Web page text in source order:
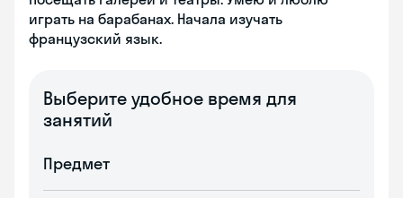
играть на барабанах. Начала изучать
французский язык.
Выберите удобное время для
занятий
Предмет